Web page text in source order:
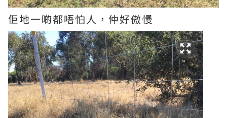
佢地一啲都唔怕人，仲好傲慢